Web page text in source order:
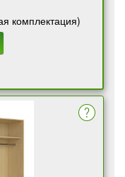
комплектация)